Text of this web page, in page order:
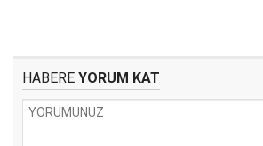
HABERE YORUM KAT